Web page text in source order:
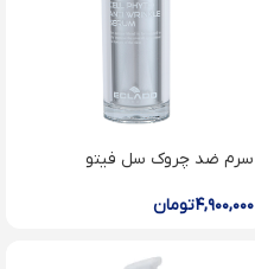
سرم ضد چروک سل فیتو
۴,۹۰۰,۰۰۰تومان